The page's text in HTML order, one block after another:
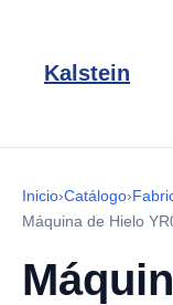
Kalstein
Inicio›Catálogo›
Máquina de Hielo